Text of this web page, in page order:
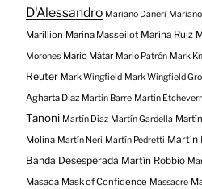
D'Alessandro Mariano Daneri
Marillion Marina Masseilot Marina Ruiz
Morones Mario Mátar Mario Patrón Mark
Reuter Mark Wingfield Mark Wingfield
Agharta Diaz Martin Barre Martin
Tanoni Martín Diaz Martín Gardella
Molina Martín Neri Martín Pedretti Martín
Banda Desesperada Martín Robbio
Masada Mask of Confidence Massacre